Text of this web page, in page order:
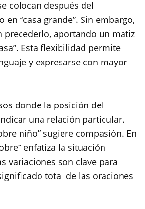
colocan después del
en “casa grande”. Sin embargo,
precederlo, aportando un matiz
Esta flexibilidad permite
y expresarse con mayor
donde la posición del
una relación particular.
niño” sugiere compasión. En
enfatiza la situación
variaciones son clave para
total de las oraciones